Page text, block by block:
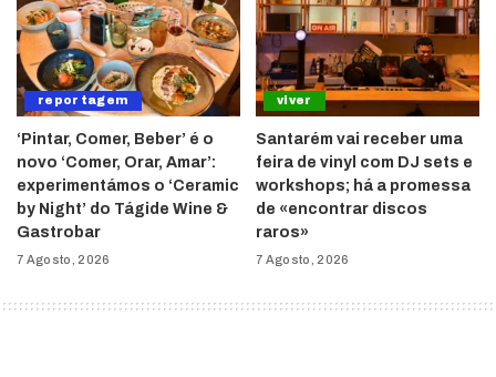
reportagem
‘Pintar, Comer, Beber’ é o
novo ‘Comer, Orar, Amar’:
experimentámos o ‘Ceramic
by Night’ do Tágide Wine &
Gastrobar
7 Agosto, 2026
viver
Santarém vai receber uma
feira de vinyl com DJ sets e
workshops; há a promessa
de «encontrar discos
raros»
7 Agosto, 2026